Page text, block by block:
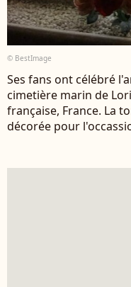
© BestImage
Ses fans ont célébré
cimetière marin de
française, France. La
décorée pour